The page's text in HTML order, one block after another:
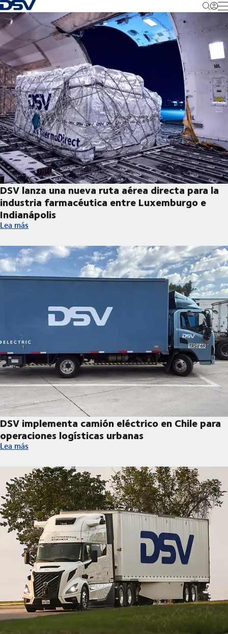
Volver a la página principal
DSV lanza una nueva ruta aérea directa para la
industria farmacéutica entre Luxemburgo e
Indianápolis
DSV lanza una nueva ruta aérea directa para la industria
Lea más
DSV implementa camión eléctrico en Chile para
operaciones logísticas urbanas
DSV implementa camión eléctrico en Chile para operaciones
Lea más